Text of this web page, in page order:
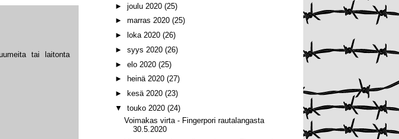
tai laitonta
► joulu 2020 (25)
► marras 2020 (25)
►
loka 2020 (26)
► syys 2020 (26)
► elo 2020 (25)
►
heinä 2020 (27)
►
kesä 2020 (23)
▼ touko 2020 (24)
Voimakas virta - Fingerpori rautalangasta
30.5.2020